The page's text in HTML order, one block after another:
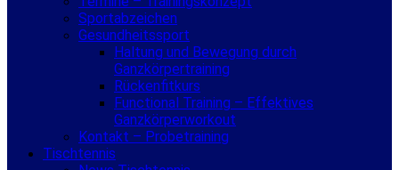
Sportabzeichen
Gesundheitssport
Haltung und Bewegung durch
Ganzkörpertraining
Rückenfitkurs
Functional Training – Effektives
Ganzkörperworkout
Kontakt – Probetraining
Tischtennis